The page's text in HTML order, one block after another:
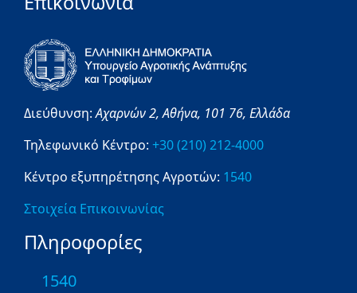
Διεύθυνση:Αχαρνών 2,Αθήνα, 101 76, Ελλάδα
Τηλεφωνικό Κέντρο: +30 (210) 212-4000
Κέντρο εξυπηρέτησης Αγροτών: 1540
Στοιχεία Επικοινωνίας
Πληροφορίες
1540